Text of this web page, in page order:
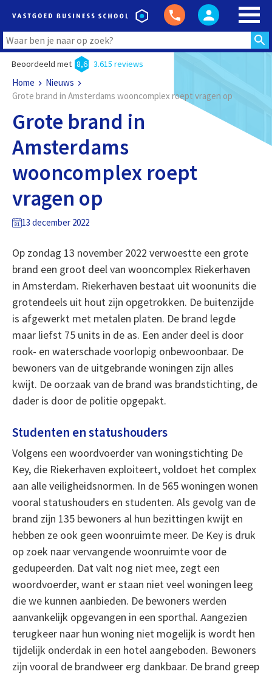
Beoordeeld met 8,6 3.615 reviews
Home
Nieuws
Grote brand in Amsterdams wooncomplex roept vragen op
Grote brand in
Amsterdams
wooncomplex roept
vragen op
13 december 2022
Op zondag 13 november 2022 verwoestte een grote
brand een groot deel van wooncomplex Riekerhaven
in Amsterdam. Riekerhaven bestaat uit woonunits die
grotendeels uit hout zijn opgetrokken. De buitenzijde
is afgewerkt met metalen platen. De brand legde
maar liefst 75 units in de as. Een ander deel is door
rook- en waterschade voorlopig onbewoonbaar. De
bewoners van de uitgebrande woningen zijn alles
kwijt. De oorzaak van de brand was brandstichting, de
dader is door de politie opgepakt.
Studenten en statushouders
Volgens een woordvoerder van woningstichting De
Key, die Riekerhaven exploiteert, voldoet het complex
aan alle veiligheidsnormen. In de 565 woningen wonen
vooral statushouders en studenten. Als gevolg van de
brand zijn 135 bewoners al hun bezittingen kwijt en
hebben ze ook geen woonruimte meer. De Key is druk
op zoek naar vervangende woonruimte voor de
gedupeerden. Dat valt nog niet mee, zegt een
woordvoerder, want er staan niet veel woningen leeg
die we kunnen aanbieden. De bewoners werden
aanvankelijk opgevangen in een sporthal. Aangezien
terugkeer naar hun woning niet mogelijk is wordt hen
tijdelijk onderdak in een hotel aangeboden. Bewoners
zijn vooral de brandweer erg dankbaar. De brand greep